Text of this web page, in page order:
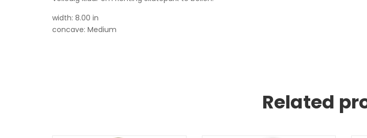
width: 8.00 in
concave: Medium
Related